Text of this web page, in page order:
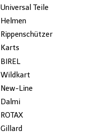
Universal Teile
Helmen
Rippenschützer
Karts
BIREL
Wildkart
New-Line
Dalmi
ROTAX
Gillard